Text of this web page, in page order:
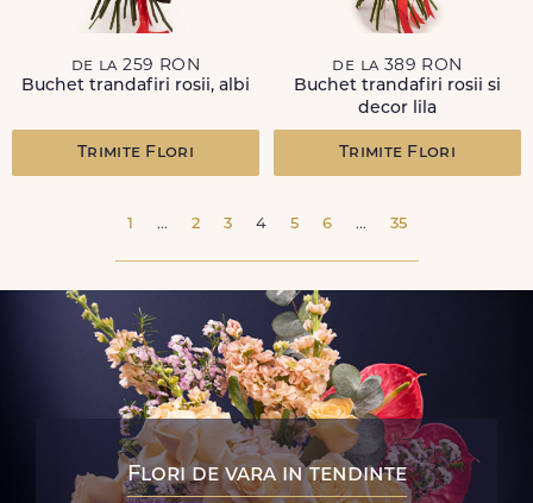
de la 259 RON
Buchet trandafiri rosii, albi
Trimite Flori
de la 389 RON
Buchet trandafiri rosii si
decor lila
Trimite Flori
1 ... 2 3 4 5 6 ... 35
Flori de vara in tendinte